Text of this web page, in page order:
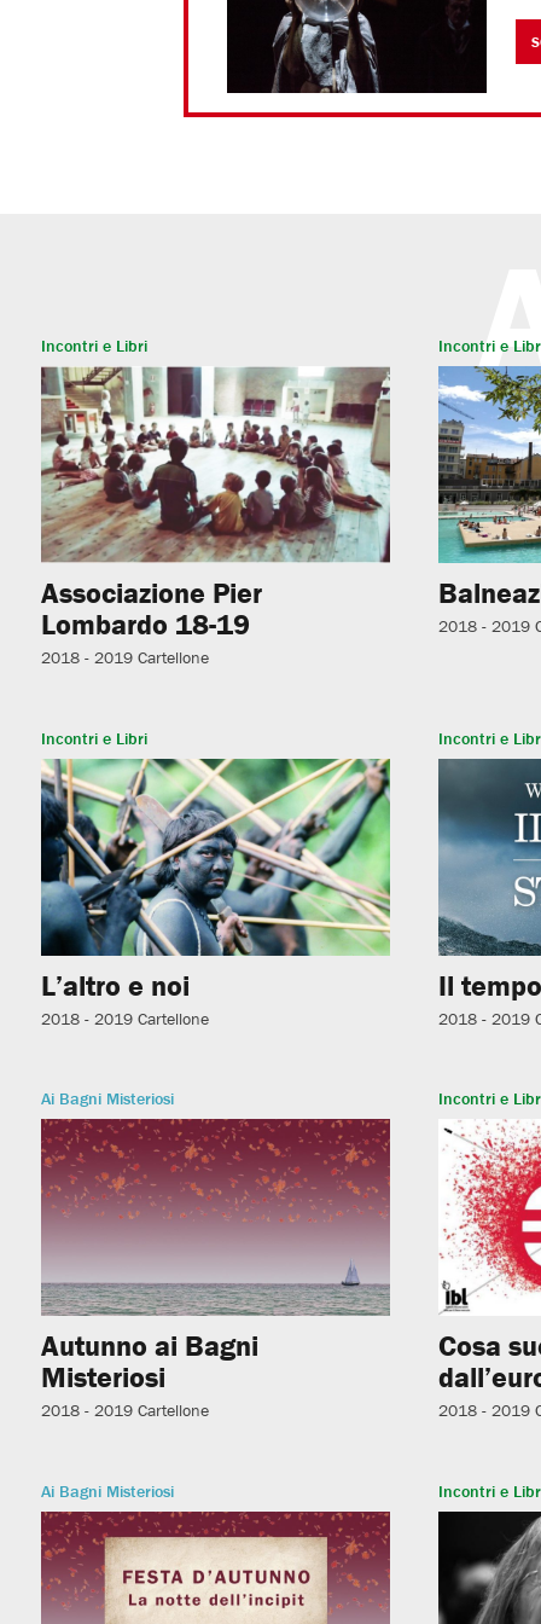
Incontri e Libri
Associazione Pier
Lombardo 18-19
2018 - 2019 Cartellone
Incontri e
2018 - 2019
Incontri e Libri
L’altro e noi
2018 - 2019 Cartellone
Incontri e
Il
2018 - 2019
Ai Bagni Misteriosi
Autunno ai Bagni
Misteriosi
2018 - 2019 Cartellone
Incontri e
Cosa
2018 - 2019
Ai Bagni Misteriosi Incontri e